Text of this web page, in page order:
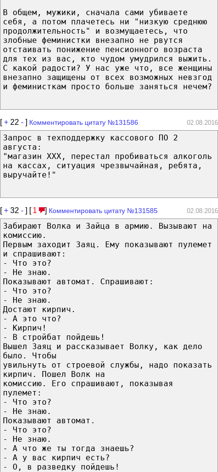
В общем, мужики, сначала сами убиваете
себя, а потом плачетесь ни "низкую среднюю
продолжительность" и возмущаетесь, что
злобные феминистки внезапно не рвутся
отстаивать понижение пенсионного возраста
для тех из вас, кто чудом умудрился выжить.
С какой радости? У нас уже что, все женщины
внезапно защищены от всех возможных невзгод
и феминисткам просто больше заняться нечем?
[+ 22 - ] Комментировать цитату №131586 02.08.2016
Запрос в техподдержку кассового ПО 2
августа:
"магазин XXX, перестал пробиваться алкоголь
на кассах, ситуация чрезвычайная, ребята,
выручайте!"
[+ 32 - ] [ 1 ] Комментировать цитату №131585 02.08.2016
Забирают Волка и Зайца в армию. Вызывают на
комиссию.
Первым заходит Заяц. Ему показывают пулемет
и спрашивают:
- Что это?
- Не знаю.
Показывают автомат. Спрашивают:
- Что это?
- Не знаю.
Достают кирпич.
- А это что?
- Кирпич!
- В стройбат пойдешь!
Вышел Заяц и рассказывает Волку, как дело
было. Чтобы
увильнуть от строевой службы, надо показать
кирпич. Пошел Волк на
комиссию. Его спрашивают, показывая
пулемет:
- Что это?
- Не знаю.
Показывают автомат.
- Что это?
- Не знаю.
- А что же ты тогда знаешь?
- А у вас кирпич есть?
- О, в разведку пойдешь!